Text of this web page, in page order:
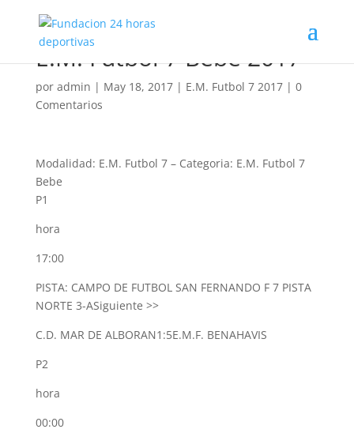
E.M. Futbol 7 Bebe 2017
por admin | May 18, 2017| E.M. Futbol 7 2017| 0
Comentarios
Modalidad: E.M. Futbol 7– Categoria: E.M. Futbol 7
Bebe
P1
hora
17:00
PISTA: CAMPO DE FUTBOL SAN FERNANDO F 7 PISTA
NORTE 3-ASiguiente >>
C.D. MAR DE ALBORAN1:5E.M.F. BENAHAVIS
P2
hora
00:00